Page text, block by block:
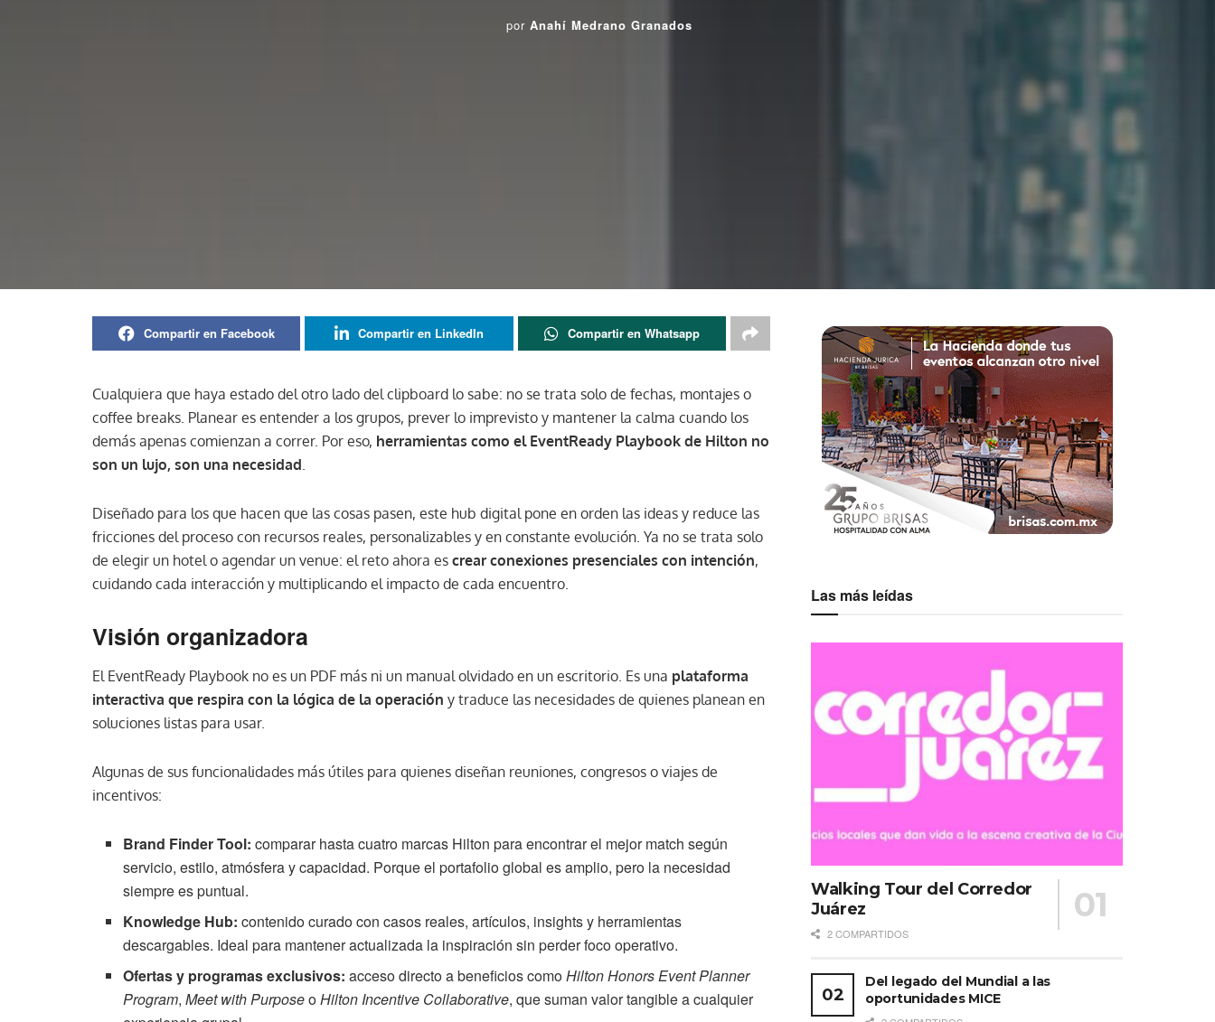
por Anahí Medrano Granados
Compartir en Facebook Compartir en LinkedIn Compartir en Whatsapp
Cualquiera que haya estado del otro lado del clipboard lo sabe: no se trata solo de fechas, montajes o
coffee breaks. Planear es entender a los grupos, prever lo imprevisto y mantener la calma cuando los
demás apenas comienzan a correr. Por eso, herramientas como el EventReady Playbook de Hilton no
son un lujo, son una necesidad.
Diseñado para los que hacen que las cosas pasen, este hub digital pone en orden las ideas y reduce las
fricciones del proceso con recursos reales, personalizables y en constante evolución. Ya no se trata solo
de elegir un hotel o agendar un venue: el reto ahora es crear conexiones presenciales con intención,
cuidando cada interacción y multiplicando el impacto de cada encuentro.
Visión organizadora
El EventReady Playbook no es un PDF más ni un manual olvidado en un escritorio. Es una plataforma
interactiva que respira con la lógica de la operación y traduce las necesidades de quienes planean en
soluciones listas para usar.
Algunas de sus funcionalidades más útiles para quienes diseñan reuniones, congresos o viajes de
incentivos:
Brand Finder Tool: comparar hasta cuatro marcas Hilton para encontrar el mejor match según
servicio, estilo, atmósfera y capacidad. Porque el portafolio global es amplio, pero la necesidad
siempre es puntual.
Knowledge Hub: contenido curado con casos reales, artículos, insights y herramientas
descargables. Ideal para mantener actualizada la inspiración sin perder foco operativo.
Ofertas y programas exclusivos: acceso directo a beneficios comoHilton Honors Event Planner
Program,Meet with PurposeoHilton Incentive Collaborative, que suman valor tangible a cualquier
Las más leídas
Walking Tour del Corredor
Juárez
2 COMPARTIDOS
Del legado del Mundial a las
oportunidades MICE